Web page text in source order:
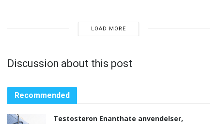
LOAD MORE
Discussion about this post
Recommended
Testosteron Enanthate anvendelser,